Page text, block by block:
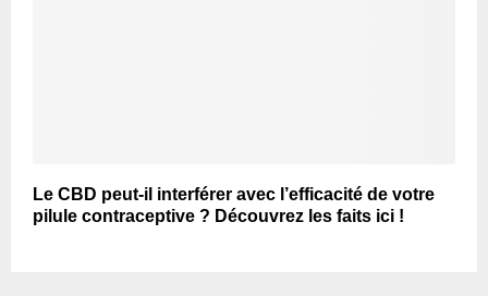
Le CBD peut-il interférer avec l’efficacité de votre
pilule contraceptive ? Découvrez les faits ici !